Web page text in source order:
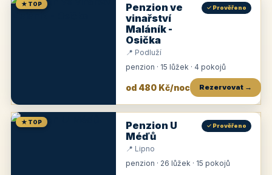
★ TOP
Penzion ve
vinařství
Maláník -
Osička
✓ Prověřeno
📍 Podluží
penzion · 15 lůžek · 4 pokojů
od 480 Kč/noc Rezervovat →
★ TOP
Penzion U
Méďů
✓ Prověřeno
📍 Lipno
penzion · 26 lůžek · 15 pokojů